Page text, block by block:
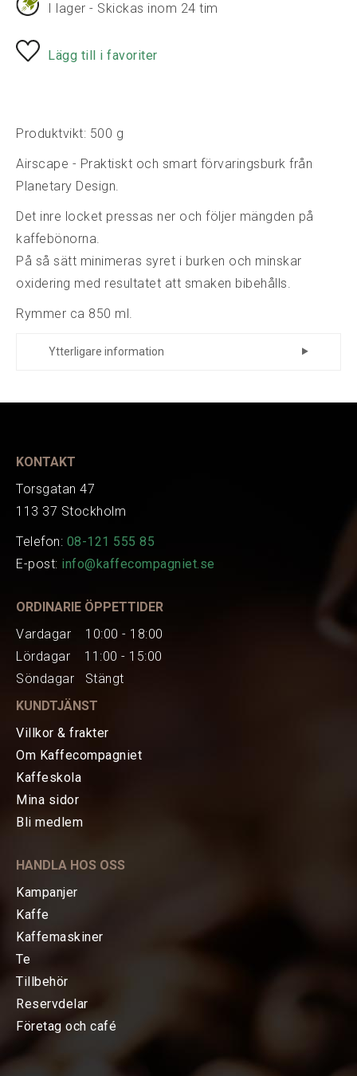
HEM
TE
KAFFEMASKINER
Baristatillbehör
I lager - Skickas inom 24 tim
Lägg till i favoriter
Produktvikt: 500 g
Airscape - Praktiskt och smart förvaringsburk från
Planetary Design.
Det inre locket pressas ner och följer mängden på
kaffebönorna.
På så sätt minimeras syret i burken och minskar
oxidering med resultatet att smaken bibehålls.
Rymmer ca 850 ml.
Ytterligare information
Art.nr.
KONTAKT
Torsgatan 47
113 37 Stockholm
Telefon: 08-121 555 85
E-post: info@kaffecompagniet.se
ORDINARIE ÖPPETTIDER
Vardagar 10:00 - 18:00
Lördagar 11:00 - 15:00
Söndagar Stängt
KUNDTJÄNST
Villkor & frakter
Om Kaffecompagniet
Kaffeskola
Mina sidor
Bli medlem
HANDLA HOS OSS
Kampanjer
Kaffe
Kaffemaskiner
Te
Tillbehör
Reservdelar
Företag och café